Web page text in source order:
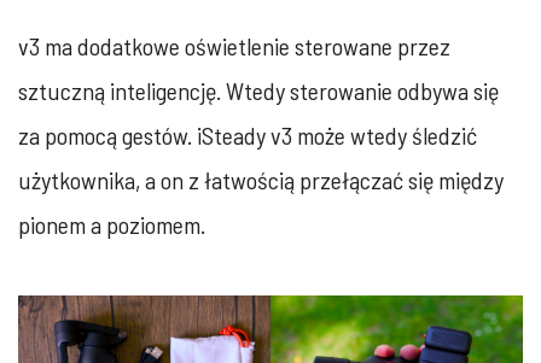
v3 ma dodatkowe oświetlenie sterowane przez
sztuczną inteligencję. Wtedy sterowanie odbywa się
za pomocą gestów. iSteady v3 może wtedy śledzić
użytkownika, a on z łatwością przełączać się między
pionem a poziomem.